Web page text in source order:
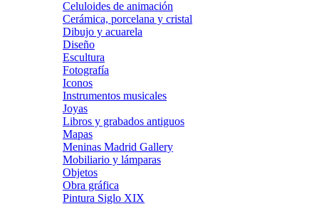
Celuloides de animación
Cerámica, porcelana y cristal
Dibujo y acuarela
Diseño
Escultura
Fotografía
Iconos
Instrumentos musicales
Joyas
Libros y grabados antiguos
Mapas
Meninas Madrid Gallery
Mobiliario y lámparas
Objetos
Obra gráfica
Pintura Siglo XIX